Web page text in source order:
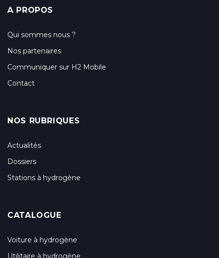
A PROPOS
Qui sommes nous ?
Nos partenaires
Communiquer sur H2 Mobile
Contact
NOS RUBRIQUES
Actualités
Dossiers
Stations à hydrogène
CATALOGUE
Voiture à hydrogène
Utilitaire à hydrogène